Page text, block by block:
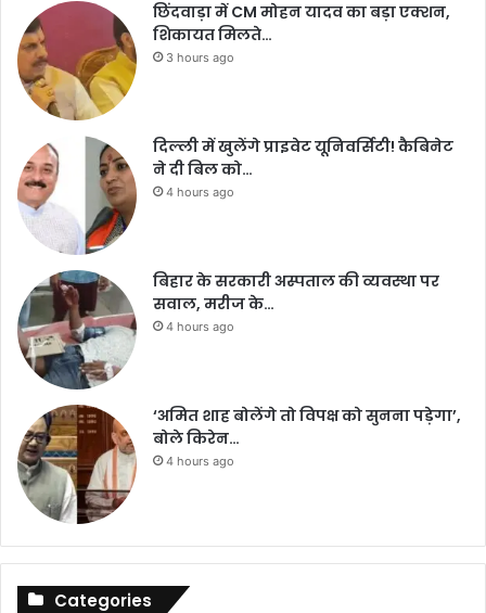
छिंदवाड़ा में CM मोहन यादव का बड़ा एक्शन,
शिकायत मिलते…
3 hours ago
दिल्ली में खुलेंगे प्राइवेट यूनिवर्सिटी! कैबिनेट
ने दी बिल को…
4 hours ago
बिहार के सरकारी अस्पताल की व्यवस्था पर
सवाल, मरीज के…
4 hours ago
‘अमित शाह बोलेंगे तो विपक्ष को सुनना पड़ेगा’,
बोले किरेन…
4 hours ago
Categories